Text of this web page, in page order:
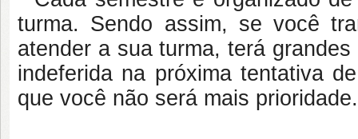
turma. Sendo assim, se você
atender a sua turma, terá
indeferida na próxima tentativa
que você não será mais